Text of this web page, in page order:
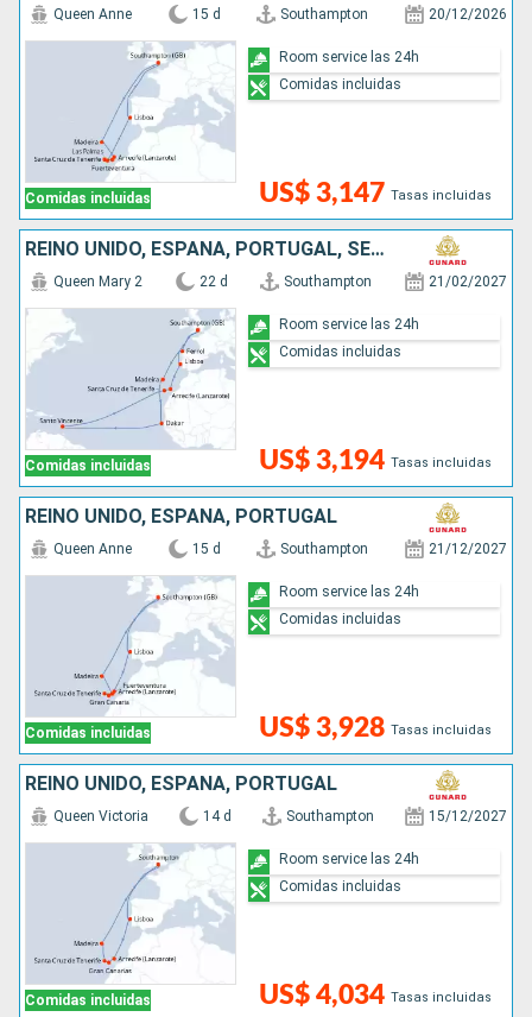
Comidas incluidas
Queen Anne 15 d Southampton 20/12/2026
US$ 3,147 Tasas incluidas
Room service las 24h
Comidas incluidas
REINO UNIDO, ESPAÑA, PORTUGAL, SENEGAL, SAN VINCENT Y LAS GRANADINAS
Comidas incluidas
Queen Mary 2 22 d Southampton 21/02/2027
US$ 3,194 Tasas incluidas
Room service las 24h
Comidas incluidas
REINO UNIDO, ESPAÑA, PORTUGAL
Comidas incluidas
Queen Anne 15 d Southampton 21/12/2027
US$ 3,928 Tasas incluidas
Room service las 24h
Comidas incluidas
REINO UNIDO, ESPAÑA, PORTUGAL
Comidas incluidas
Queen Victoria 14 d Southampton 15/12/2027
US$ 4,034 Tasas incluidas
Room service las 24h
Comidas incluidas